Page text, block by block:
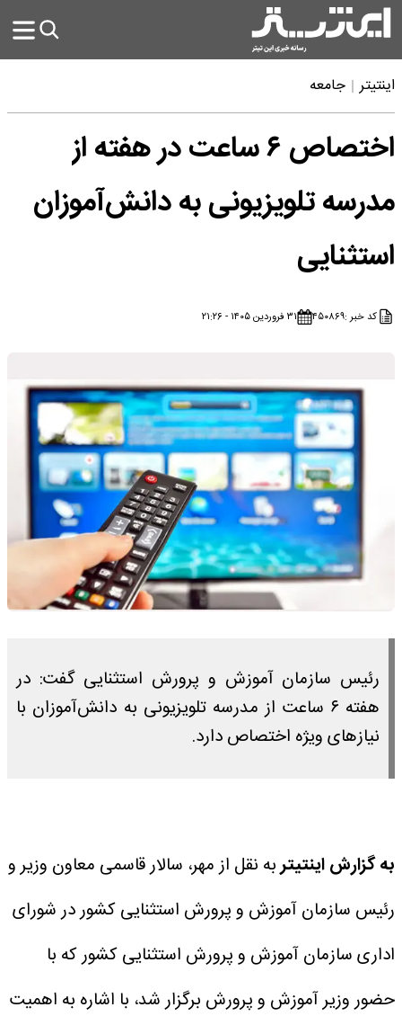
اینتیتر جامعه
اختصاص ۶ ساعت در هفته از
مدرسه تلویزیونی به دانش‌آموزان
استثنایی
کد خبر :۴۵۰۸۶۹ ۳۱ فروردین ۱۴۰۵ - ۲۱:۲۶
رئیس سازمان آموزش و پرورش استثنایی گفت: در
هفته ۶ ساعت از مدرسه تلویزیونی به دانش‌آموزان با
نیازهای ویژه اختصاص دارد.
به گزارش اینتیتربه نقل از مهر، سالار قاسمی معاون وزیر و
رئیس سازمان آموزش و پرورش استثنایی کشور در شورای
اداری سازمان آموزش و پرورش استثنایی کشور که با
حضور وزیر آموزش و پرورش برگزار شد، با اشاره به اهمیت